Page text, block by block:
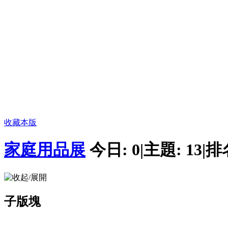
收藏本版
家庭用品展 今日: 0|主題: 13|排
子版塊